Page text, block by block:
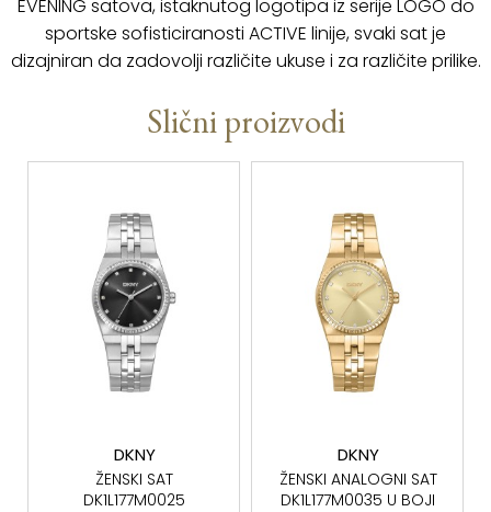
EVENING satova, istaknutog logotipa iz serije LOGO do
sportske sofisticiranosti ACTIVE linije, svaki sat je
dizajniran da zadovolji različite ukuse i za različite prilike.
Slični proizvodi
DKNY
ŽENSKI SAT
DK1L177M0025
DKNY
ŽENSKI ANALOGNI SAT
DK1L177M0035 U BOJI